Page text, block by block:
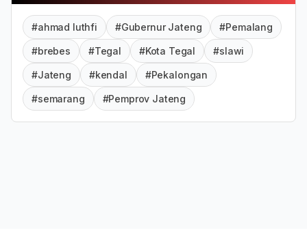
#ahmad luthfi #Gubernur Jateng #Pemalang
#brebes #Tegal #Kota Tegal #slawi
#Jateng #kendal #Pekalongan
#semarang #Pemprov Jateng